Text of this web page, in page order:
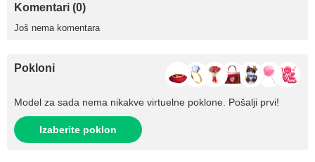
Komentari (0)
Još nema komentara
Pokloni
Model za sada nema nikakve virtuelne poklone. Pošalji prvi!
Izaberite poklon